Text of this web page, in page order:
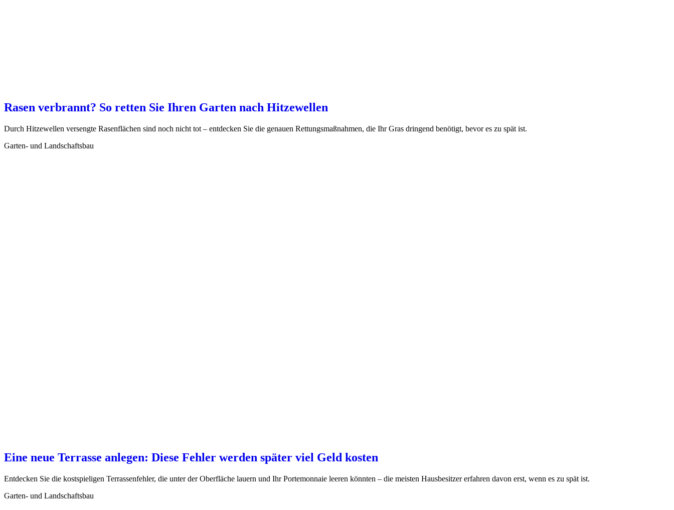
Rasen verbrannt? So retten Sie Ihren Garten nach Hitzewellen
Durch Hitzewellen versengte Rasenflächen sind noch nicht tot – entdecken Sie die genauen Rettungsmaßnahmen, die Ihr Gras dringend benötigt, bevor es zu spät ist.
Garten- und Landschaftsbau
Eine neue Terrasse anlegen: Diese Fehler werden später viel Geld kosten
Entdecken Sie die kostspieligen Terrassenfehler, die unter der Oberfläche lauern und Ihr Portemonnaie leeren könnten – die meisten Hausbesitzer erfahren davon erst, wenn es zu spät ist.
Garten- und Landschaftsbau